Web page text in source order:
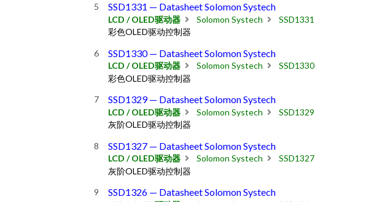
SSD1331 — Datasheet Solomon Systech
LCD / OLED驱动器 Solomon Systech
SSD1331
彩色OLED驱动控制器
SSD1330 — Datasheet Solomon Systech
LCD / OLED驱动器 Solomon Systech
SSD1330
彩色OLED驱动控制器
SSD1329 — Datasheet Solomon Systech
LCD / OLED驱动器 Solomon Systech
SSD1329
灰阶OLED驱动控制器
SSD1327 — Datasheet Solomon Systech
LCD / OLED驱动器 Solomon Systech
SSD1327
灰阶OLED驱动控制器
SSD1326 — Datasheet Solomon Systech